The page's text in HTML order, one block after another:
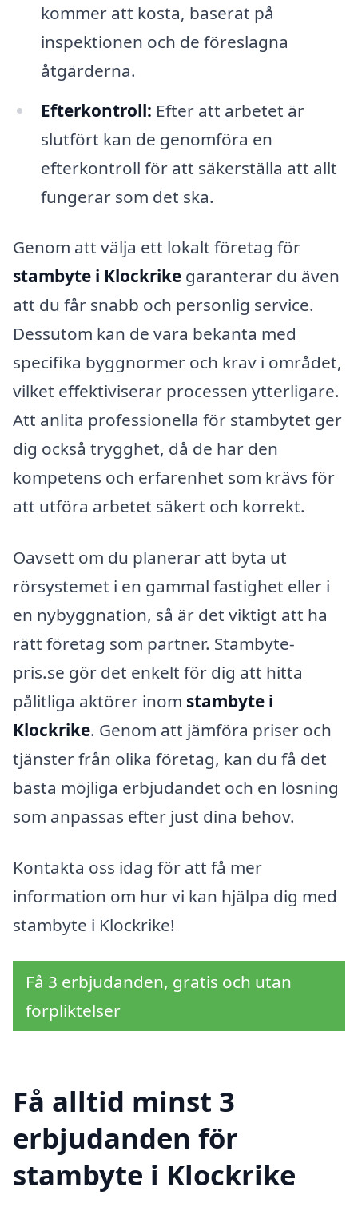
kommer att kosta, baserat på
inspektionen och de föreslagna
åtgärderna.
Efterkontroll: Efter att arbetet är
slutfört kan de genomföra en
efterkontroll för att säkerställa att allt
fungerar som det ska.
Genom att välja ett lokalt företag för
stambyte i Klockrike garanterar du även
att du får snabb och personlig service.
Dessutom kan de vara bekanta med
specifika byggnormer och krav i området,
vilket effektiviserar processen ytterligare.
Att anlita professionella för stambytet ger
dig också trygghet, då de har den
kompetens och erfarenhet som krävs för
att utföra arbetet säkert och korrekt.
Oavsett om du planerar att byta ut
rörsystemet i en gammal fastighet eller i
en nybyggnation, så är det viktigt att ha
rätt företag som partner. Stambyte-
pris.se gör det enkelt för dig att hitta
pålitliga aktörer inom stambyte i
Klockrike. Genom att jämföra priser och
tjänster från olika företag, kan du få det
bästa möjliga erbjudandet och en lösning
som anpassas efter just dina behov.
Kontakta oss idag för att få mer
information om hur vi kan hjälpa dig med
stambyte i Klockrike!
Få 3 erbjudanden, gratis och utan
förpliktelser
Få alltid minst 3
erbjudanden för
stambyte i Klockrike